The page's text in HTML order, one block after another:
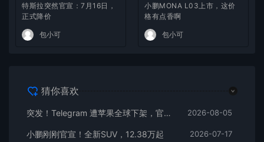
特斯拉突然官宣：7月16日，
正式降价
包小可
小鹏MONA L03上市，这价
格有点香啊
包小可
猜你喜欢
突发！Telegram 遭苹果全球下架，官方回应 2026-08-05
小鹏刚刚官宣！全新SUV，12.38万起 2026-07-17